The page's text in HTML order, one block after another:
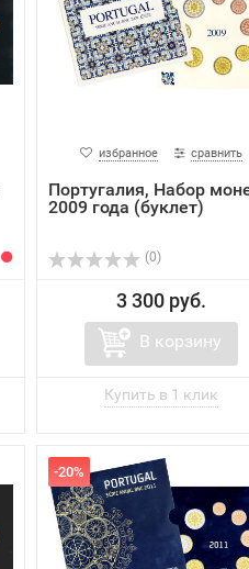
избранное сравнить
Португалия, Набор
2009 года (буклет)
(0)
3 300 руб.
В корзину
-20%